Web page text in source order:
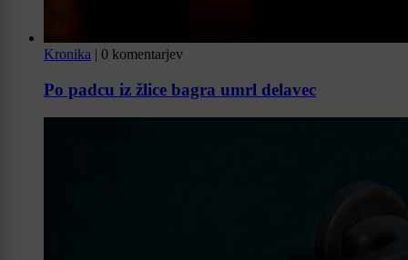
Kronika | 0 komentarjev
Po padcu iz žlice bagra umrl delavec